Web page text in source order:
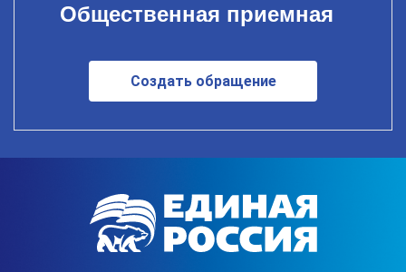
Общественная приемная
Создать обращение